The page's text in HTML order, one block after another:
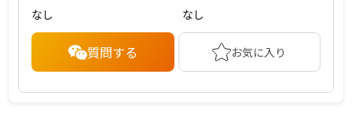
なし なし
質問する お気に入り